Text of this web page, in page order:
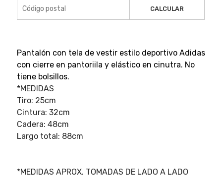
CALCULAR
Pantalón con tela de vestir estilo deportivo Adidas
con cierre en pantoriila y elástico en cinutra. No
tiene bolsillos.
*MEDIDAS
Tiro: 25cm
Cintura: 32cm
Cadera: 48cm
Largo total: 88cm
*MEDIDAS APROX. TOMADAS DE LADO A LADO